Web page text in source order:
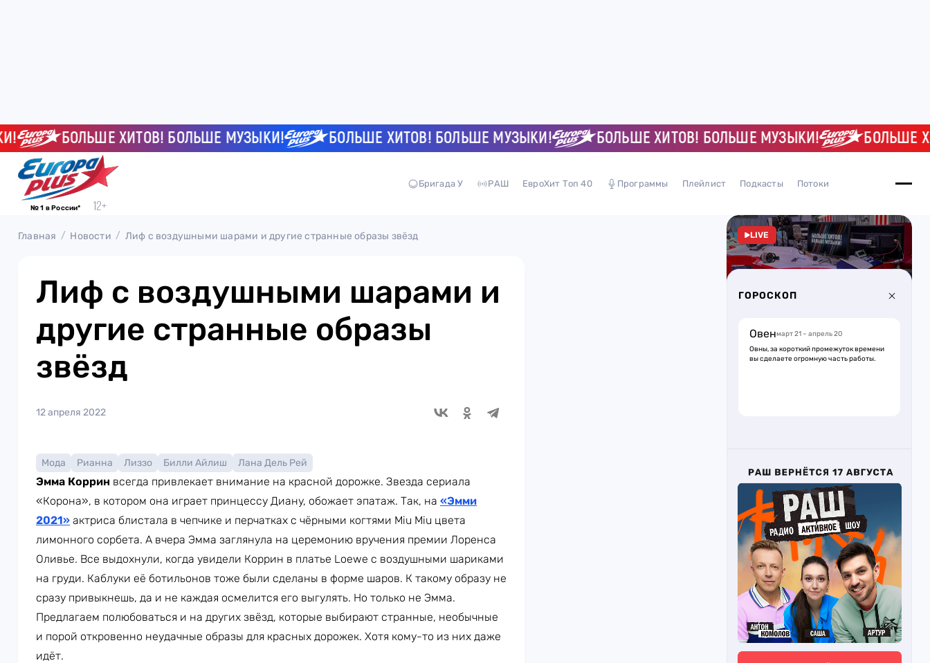
БОЛЬШЕ ХИТОВ! БОЛЬШЕ МУЗЫКИ! БОЛЬШЕ ХИТОВ! БОЛЬШЕ МУЗЫКИ! БОЛЬШЕ ХИТОВ! БОЛЬШЕ МУЗЫКИ! БОЛЬШЕ
№ 1 в России*
Бригада У РАШ ЕвроХит Топ 40 Программы Плейлист Подкасты Потоки
Главная Новости Лиф с воздушными шарами и другие странные образы звёзд
Лиф с воздушными шарами и
другие странные образы
звёзд
12 апреля 2022
Мода Рианна Лиззо Билли Айлиш Лана Дель Рей
Эмма Коррин всегда привлекает внимание на красной дорожке. Звезда сериала
«Корона», в котором она играет принцессу Диану, обожает эпатаж. Так, на «Эмми
2021» актриса блистала в чепчике и перчатках с чёрными когтями Miu Miu цвета
лимонного сорбета. А вчера Эмма заглянула на церемонию вручения премии Лоренса
Оливье. Все выдохнули, когда увидели Коррин в платье Loewe с воздушными шариками
на груди. Каблуки её ботильонов тоже были сделаны в форме шаров. К такому образу не
сразу привыкнешь, да и не каждая осмелится его выгулять. Но только не Эмма.
Предлагаем полюбоваться и на других звёзд, которые выбирают странные, необычные
и порой откровенно неудачные образы для красных дорожек. Хотя кому-то из них даже
идёт.
LIVE
ГОРОСКОП
Овенмарт 21 – апрель 20
Овны, за короткий промежуток времени
вы сделаете огромную часть работы.